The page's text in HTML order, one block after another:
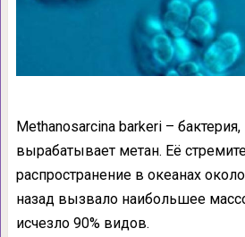
Methanosarcina barkeri – бактерия,
вырабатывает метан. Её
распространение в океанах
назад вызвало наибольшее
исчезло 90% видов.